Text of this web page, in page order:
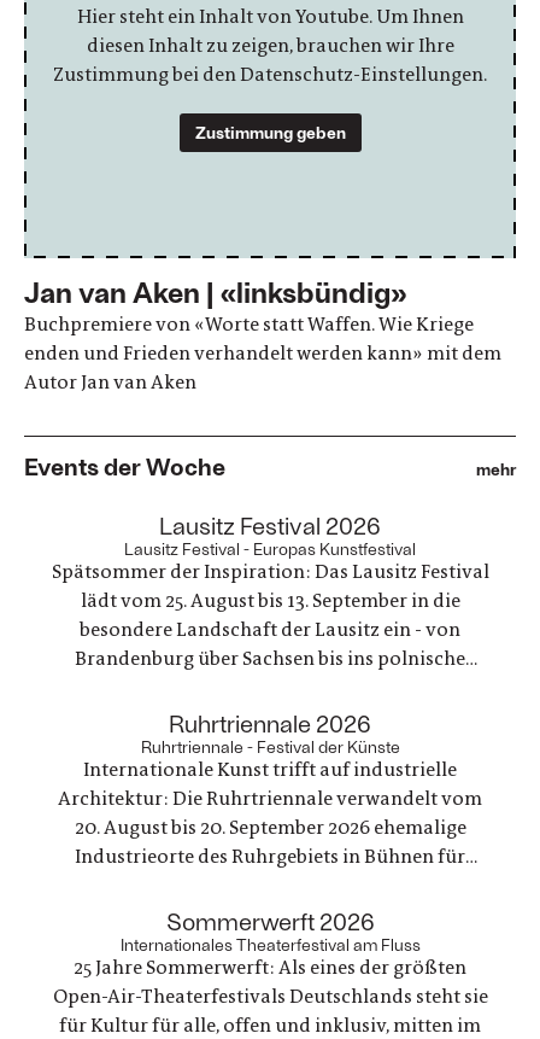
Hier steht ein Inhalt von Youtube. Um Ihnen
diesen Inhalt zu zeigen, brauchen wir Ihre
Zustimmung bei den Datenschutz-Einstellungen.
Zustimmung geben
Jan van Aken | «linksbündig»
Buchpremiere von «Worte statt Waffen. Wie Kriege
enden und Frieden verhandelt werden kann» mit dem
Autor Jan van Aken
Events der Woche mehr
Lausitz Festival 2026
Lausitz Festival - Europas Kunstfestival
Spätsommer der Inspiration: Das Lausitz Festival
lädt vom 25. August bis 13. September in die
besondere Landschaft der Lausitz ein - von
Brandenburg über Sachsen bis ins polnische
Programm aus Theater, Musik, Literatur,
Bildende Kunst sowie philosophische Debatten
und vergibt einen neuen Preis.
Ruhrtriennale 2026
Ruhrtriennale - Festival der Künste
Internationale Kunst trifft auf industrielle
Architektur: Die Ruhrtriennale verwandelt vom
20. August bis 20. September 2026 ehemalige
Industrieorte des Ruhrgebiets in Bühnen für
Performance und Diskurs. So entstehen Räume,
die gesellschaftliche Gegenwartsfragen
musikalisch und körperlich erfahrbar machen.
Sommerwerft 2026
Internationales Theaterfestival am Fluss
25 Jahre Sommerwerft: Als eines der größten
Open-Air-Theaterfestivals Deutschlands steht sie
für Kultur für alle, offen und inklusiv, mitten im